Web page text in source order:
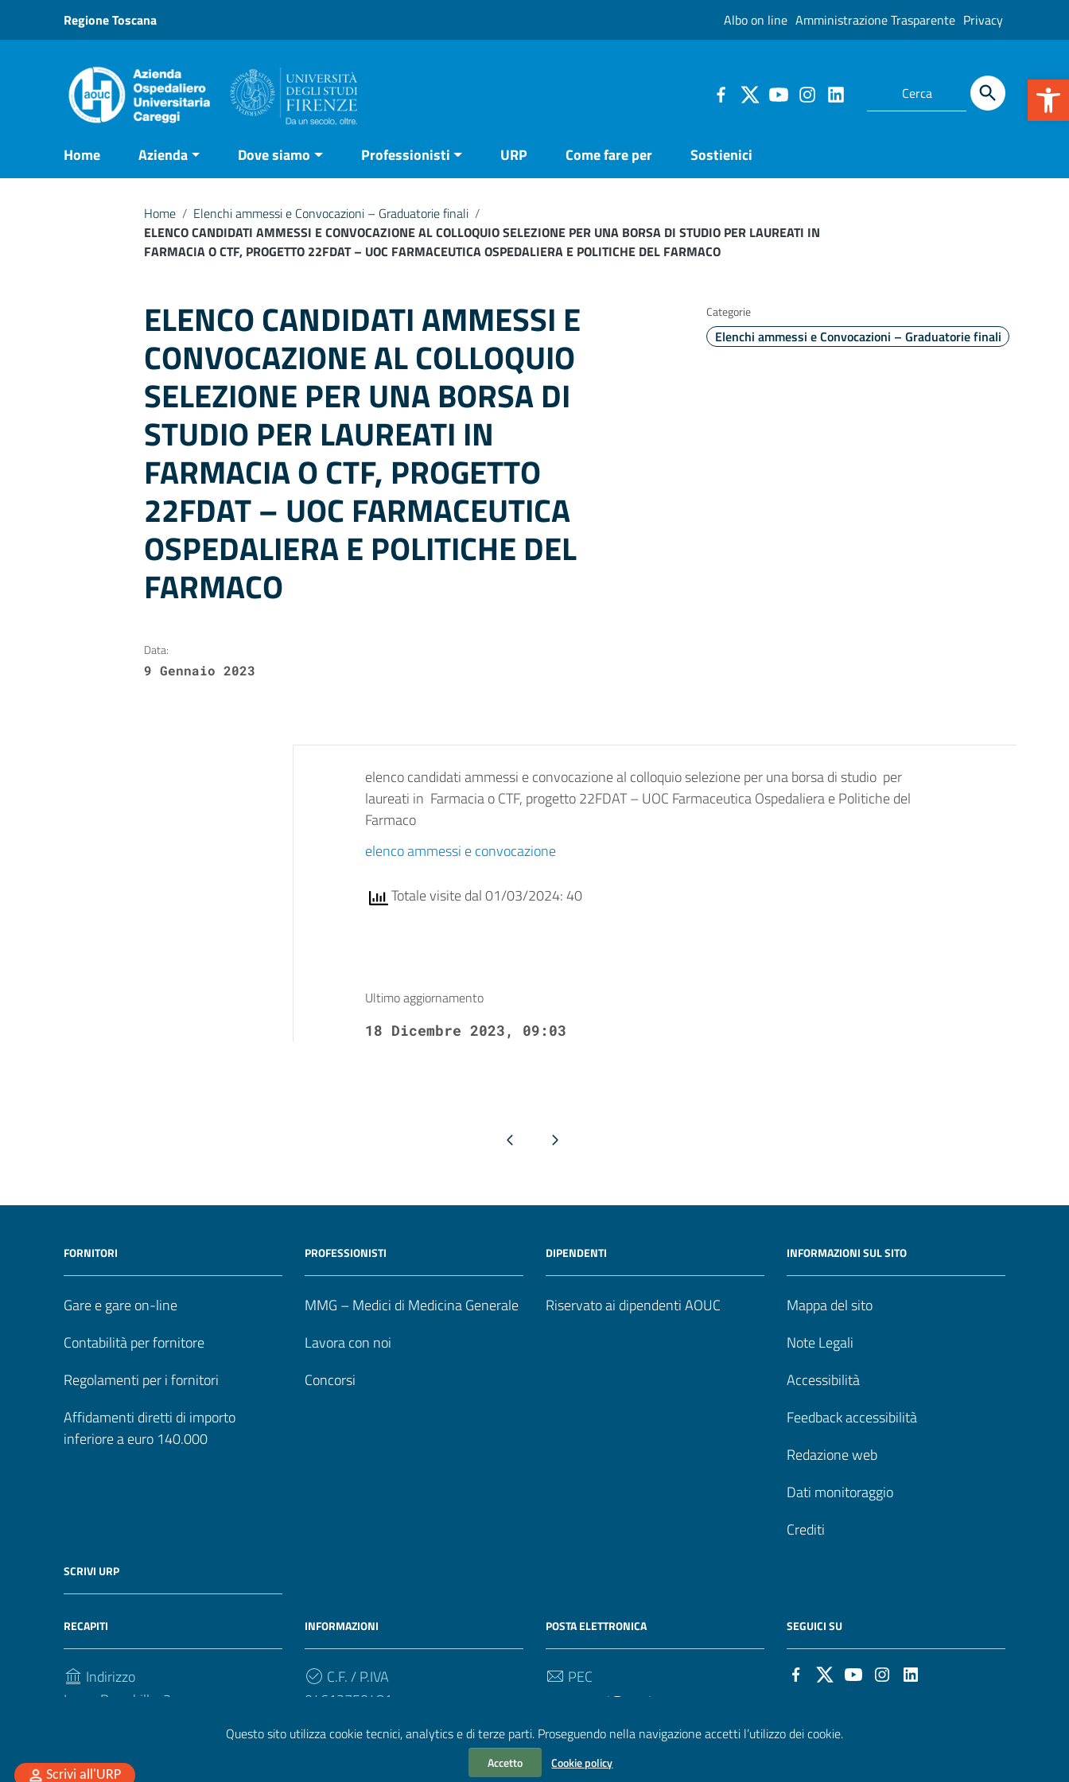
Questo sito utilizza cookie tecnici, analytics e di terze parti. Proseguendo nella navigazione accetti l’utilizzo dei cookie.
Accetto Cookie policy
Vai ai contenuti
Vai al menu di navigazione
Regione Toscana Albo on line Amministrazione Trasparente Privacy
Home Azienda Dove siamo Professionisti URP Come fare per Sostienici
Home / Elenchi ammessi e Convocazioni – Graduatorie finali /
ELENCO CANDIDATI AMMESSI E CONVOCAZIONE AL COLLOQUIO SELEZIONE PER UNA BORSA DI STUDIO PER LAUREATI IN
FARMACIA O CTF, PROGETTO 22FDAT – UOC FARMACEUTICA OSPEDALIERA E POLITICHE DEL FARMACO
ELENCO CANDIDATI AMMESSI E
CONVOCAZIONE AL COLLOQUIO
SELEZIONE PER UNA BORSA DI
STUDIO PER LAUREATI IN
FARMACIA O CTF, PROGETTO
22FDAT – UOC FARMACEUTICA
OSPEDALIERA E POLITICHE DEL
FARMACO
Categorie
Elenchi ammessi e Convocazioni – Graduatorie finali
Data:
9 Gennaio 2023
elenco candidati ammessi e convocazione al colloquio selezione per una borsa di studio per
laureati in Farmacia o CTF, progetto 22FDAT – UOC Farmaceutica Ospedaliera e Politiche del
Farmaco
elenco ammessi e convocazione
Totale visite dal 01/03/2024: 40
Ultimo aggiornamento
18 Dicembre 2023, 09:03
Pagina precedentePagina successiva
FORNITORI
Gare e gare on-line
Contabilità per fornitore
Regolamenti per i fornitori
Affidamenti diretti di importo
inferiore a euro 140.000
PROFESSIONISTI
MMG – Medici di Medicina Generale
Lavora con noi
Concorsi
DIPENDENTI
Riservato ai dipendenti AOUC
INFORMAZIONI SUL SITO
Mappa del sito
Note Legali
Accessibilità
Feedback accessibilità
Redazione web
Dati monitoraggio
Crediti
SCRIVI URP
Scrivi all'URP
RECAPITI
Indirizzo
Largo Brambilla, 3
INFORMAZIONI
C.F. / P.IVA
04612750481
POSTA ELETTRONICA
PEC
aoucareggi@pec.it
Email
aouc@aou-careggi.toscana.it
SEGUICI SU